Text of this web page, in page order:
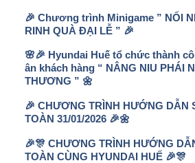
🎉 Chương trình Minigame ” NỐI
RINH QUÀ ĐẠI LỄ ” 🎉
🌸🎉 Hyundai Huế tổ chức thành
ân khách hàng “ NÂNG NIU PHÁI
THƯƠNG ” 🌼
🎉 CHƯƠNG TRÌNH HƯỚNG DẪN
TOÀN 31/01/2026 🎉🌼
🎉🎊 CHƯƠNG TRÌNH HƯỚNG
TOÀN CÙNG HYUNDAI HUẾ 🎉🎊